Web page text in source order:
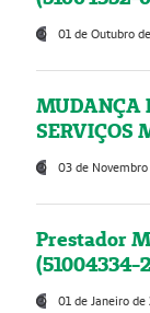
01 de Outubro
MUDANÇA
SERVIÇOS
03 de
Prestador
(51004334-
01 de Janeiro de